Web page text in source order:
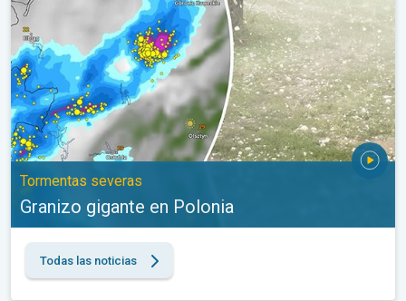
Tormentas severas
Granizo gigante en Polonia
Todas las noticias